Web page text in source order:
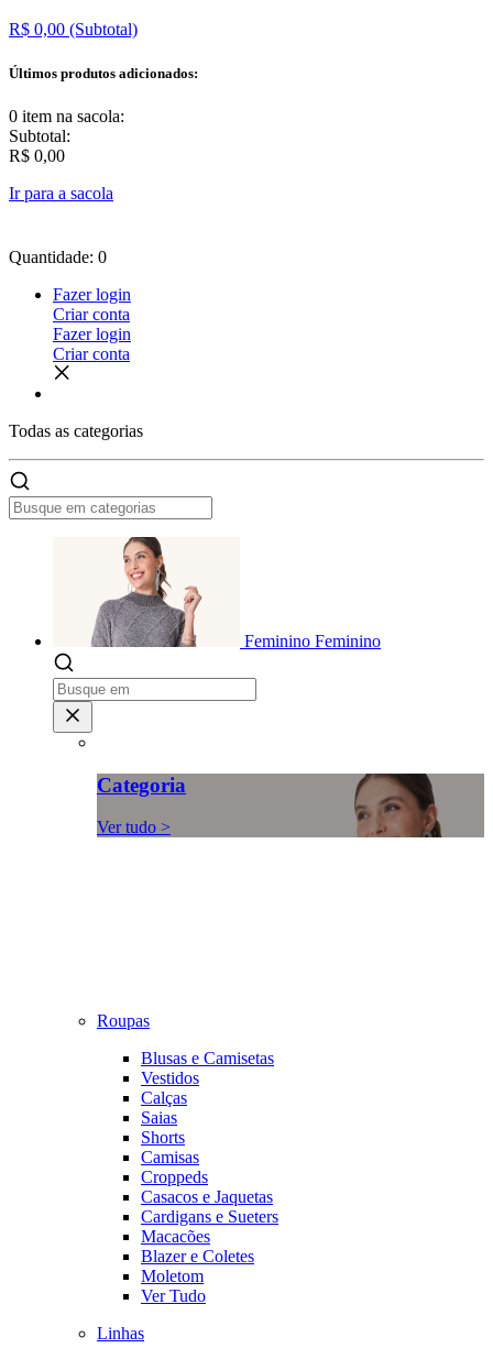
R$ 0,00 (Subtotal)
Últimos produtos adicionados:
0 item na sacola:
Subtotal:
R$ 0,00
Ir para a sacola
Quantidade: 0
Fazer login
Criar conta
Fazer login
Criar conta
Todas as categorias
Feminino Feminino
Categoria
Ver tudo >
Roupas
Blusas e Camisetas
Vestidos
Calças
Saias
Shorts
Camisas
Croppeds
Casacos e Jaquetas
Cardigans e Sueters
Macacões
Blazer e Coletes
Moletom
Ver Tudo
Linhas